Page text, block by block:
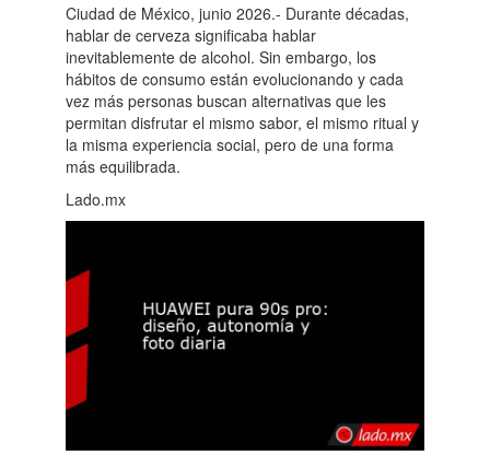
Ciudad de México, junio 2026.- Durante décadas,
hablar de cerveza significaba hablar
inevitablemente de alcohol. Sin embargo, los
hábitos de consumo están evolucionando y cada
vez más personas buscan alternativas que les
permitan disfrutar el mismo sabor, el mismo ritual y
la misma experiencia social, pero de una forma
más equilibrada.
Lado.mx